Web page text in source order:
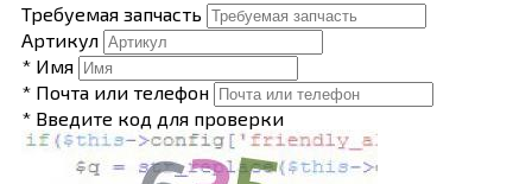
Требуемая запчасть
Артикул
* Имя
* Почта или телефон
* Введите код для проверки